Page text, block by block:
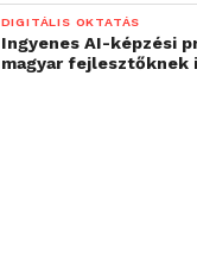
DIGITÁLIS OKTATÁS
Ingyenes AI-képzési
magyar fejlesztőknek